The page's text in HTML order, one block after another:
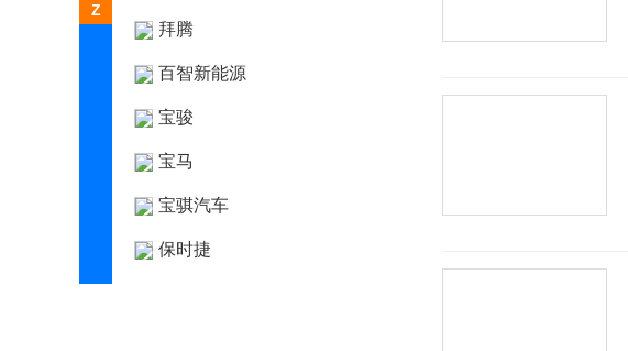
Z
拜腾
百智新能源
宝骏
宝马
宝骐汽车
保时捷